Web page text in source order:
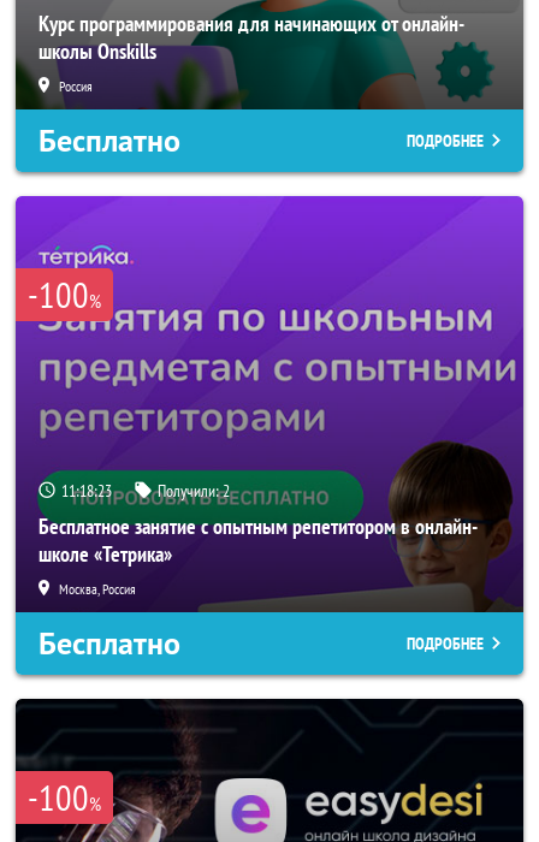
Курс программирования для начинающих от онлайн-
школы Onskills
Россия
Бесплатно ПОДРОБНЕЕ
-100%
11:18:22 Получили:2
Бесплатное занятие с опытным репетитором в онлайн-
школе «Тетрика»
Москва, Россия
Бесплатно ПОДРОБНЕЕ
-100%